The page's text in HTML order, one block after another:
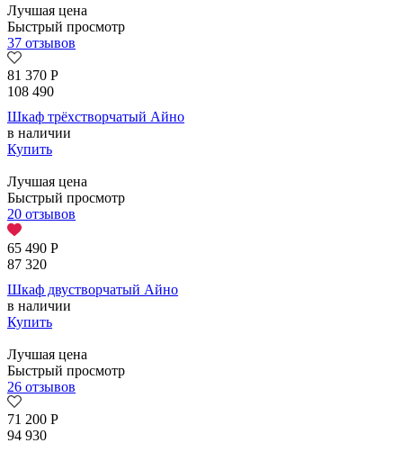
Лучшая цена
Быстрый просмотр
37 отзывов
81 370 Р
108 490
Шкаф трёхстворчатый Айно
в наличии
Купить
Лучшая цена
Быстрый просмотр
20 отзывов
65 490 Р
87 320
Шкаф двустворчатый Айно
в наличии
Купить
Лучшая цена
Быстрый просмотр
26 отзывов
71 200 Р
94 930